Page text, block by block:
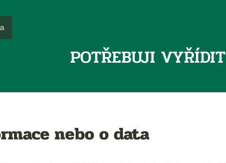
POTŘEBUJI VYŘÍDIT
nebo o data